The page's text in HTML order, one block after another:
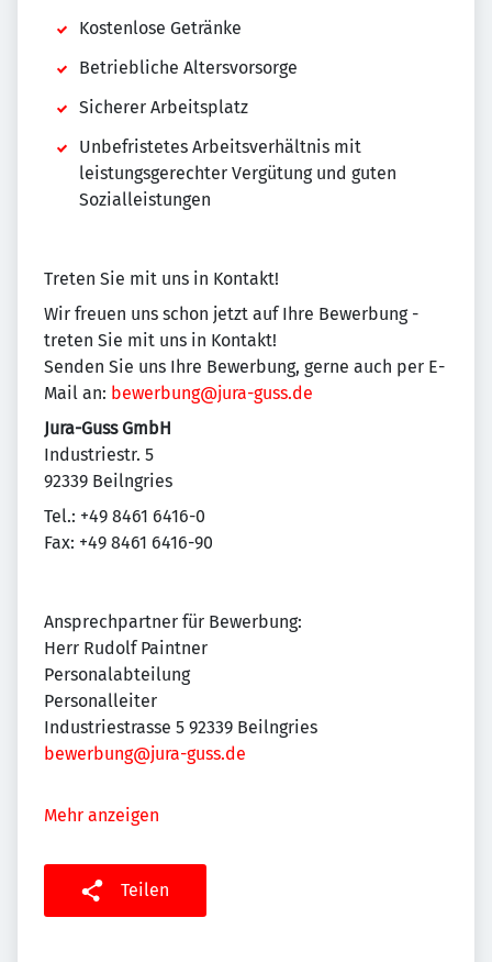
Kostenlose Getränke
Betriebliche Altersvorsorge
Sicherer Arbeitsplatz
Unbefristetes Arbeitsverhältnis mit
leistungsgerechter Vergütung und guten
Sozialleistungen
Treten Sie mit uns in Kontakt!
Wir freuen uns schon jetzt auf Ihre Bewerbung -
treten Sie mit uns in Kontakt!
Senden Sie uns Ihre Bewerbung, gerne auch per E-
Mail an: bewerbung@jura-guss.de
Jura-Guss GmbH
Industriestr. 5
92339 Beilngries
Tel.: +49 8461 6416-0
Fax: +49 8461 6416-90
Ansprechpartner für Bewerbung:
Herr Rudolf Paintner
Personalabteilung
Personalleiter
Industriestrasse 5 92339 Beilngries
bewerbung@jura-guss.de
Mehr anzeigen
Teilen